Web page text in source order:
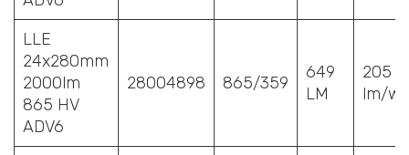
LLE
24x280mm
2000lm
865 HV
ADV6
28004898 865/359
649
LM
205
lm/w